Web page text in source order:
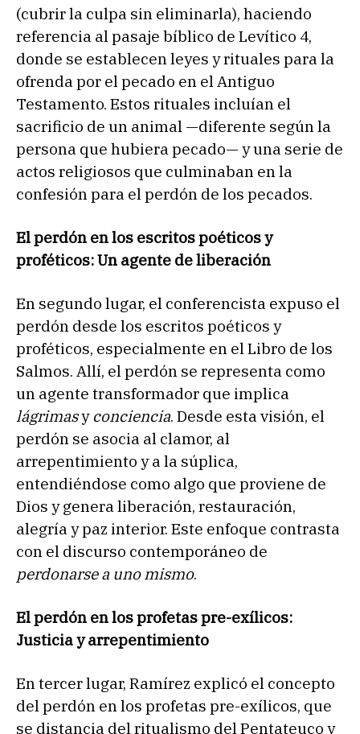
(cubrir la culpa sin eliminarla), haciendo
referencia al pasaje bíblico de Levítico 4,
donde se establecen leyes y rituales para la
ofrenda por el pecado en el Antiguo
Testamento. Estos rituales incluían el
sacrificio de un animal —diferente según la
persona que hubiera pecado— y una serie de
actos religiosos que culminaban en la
confesión para el perdón de los pecados.
El perdón en los escritos poéticos y
proféticos: Un agente de liberación
En segundo lugar, el conferencista expuso el
perdón desde los escritos poéticos y
proféticos, especialmente en el Libro de los
Salmos. Allí, el perdón se representa como
un agente transformador que implica
lágrimasyconciencia. Desde esta visión, el
perdón se asocia al clamor, al
arrepentimiento y a la súplica,
entendiéndose como algo que proviene de
Dios y genera liberación, restauración,
alegría y paz interior. Este enfoque contrasta
con el discurso contemporáneo de
perdonarse a uno mismo.
El perdón en los profetas pre-exílicos:
Justicia y arrepentimiento
En tercer lugar, Ramírez explicó el concepto
del perdón en los profetas pre-exílicos, que
se distancia del ritualismo del Pentateuco y